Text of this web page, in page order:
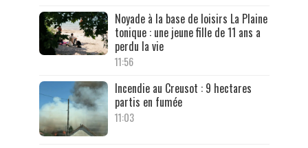
Noyade à la base de loisirs La Plaine
tonique : une jeune fille de 11 ans a
perdu la vie
11:56
Incendie au Creusot : 9 hectares
partis en fumée
11:03